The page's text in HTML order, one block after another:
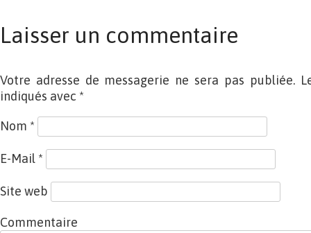
Laisser un commentaire
Votre adresse de messagerie ne sera pas publiée.
indiqués avec *
Nom *
E-Mail *
Site web
Commentaire